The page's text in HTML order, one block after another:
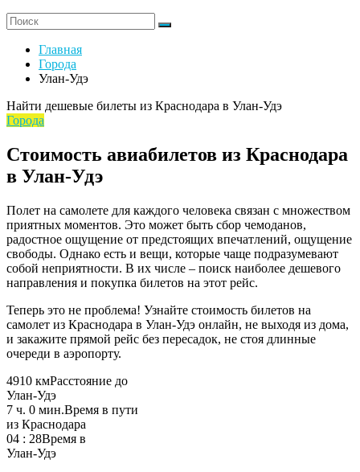
Главная
Города
Улан-Удэ
Найти дешевые билеты из Краснодара в Улан-Удэ
Города
Стоимость авиабилетов из Краснодара
в Улан-Удэ
Полет на самолете для каждого человека связан с множеством
приятных моментов. Это может быть сбор чемоданов,
радостное ощущение от предстоящих впечатлений, ощущение
свободы. Однако есть и вещи, которые чаще подразумевают
собой неприятности. В их числе – поиск наиболее дешевого
направления и покупка билетов на этот рейс.
Теперь это не проблема! Узнайте стоимость билетов на
самолет из Краснодара в Улан-Удэ онлайн, не выходя из дома,
и закажите прямой рейс без пересадок, не стоя длинные
очереди в аэропорту.
4910 кмРасстояние до
Улан-Удэ
7 ч. 0 мин.Время в пути
из Краснодара
04 : 28Время в
Улан-Удэ